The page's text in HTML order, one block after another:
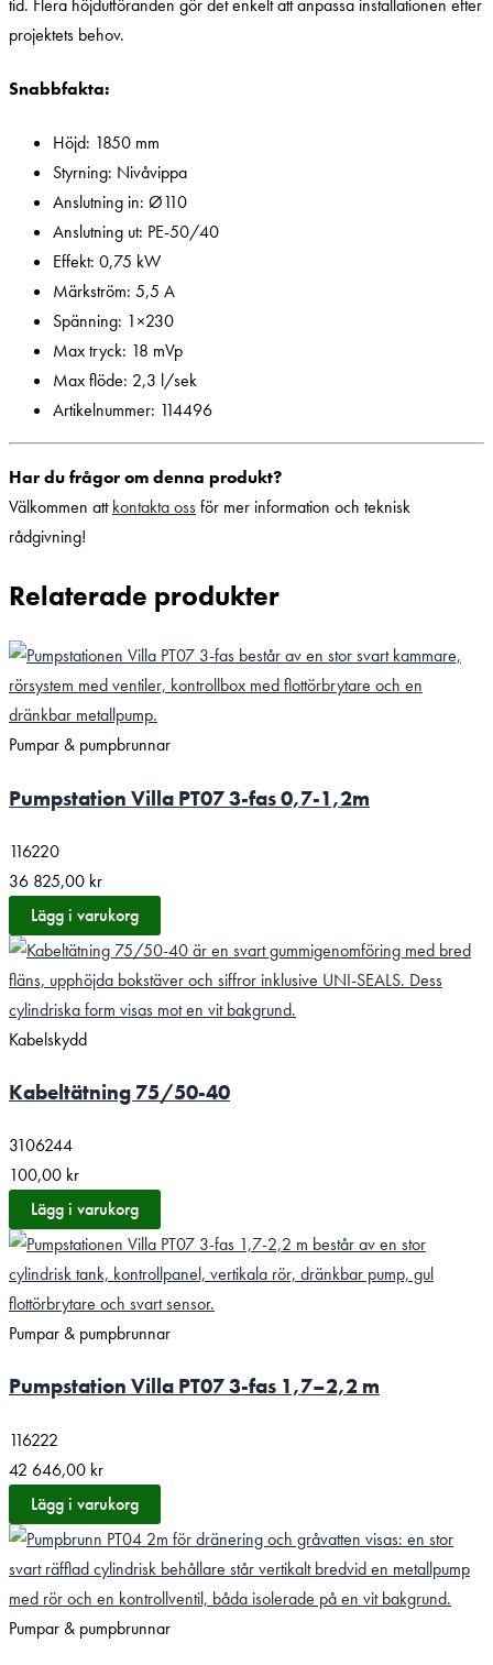
tid. Flera höjdutföranden gör det enkelt att anpassa installationen efter
projektets behov.
Snabbfakta:
Höjd: 1850 mm
Styrning: Nivåvippa
Anslutning in: Ø110
Anslutning ut: PE-50/40
Effekt: 0,75 kW
Märkström: 5,5 A
Spänning: 1×230
Max tryck: 18 mVp
Max flöde: 2,3 l/sek
Artikelnummer: 114496
Har du frågor om denna produkt?
Välkommen attkontakta ossför mer information och teknisk
rådgivning!
Relaterade produkter
Pumpar & pumpbrunnar
Pumpstation Villa PT07 3-fas 0,7-1,2m
116220
36 825,00 kr
Lägg i varukorg
Kabelskydd
Kabeltätning 75/50-40
3106244
100,00 kr
Lägg i varukorg
Pumpar & pumpbrunnar
Pumpstation Villa PT07 3-fas 1,7–2,2 m
116222
42 646,00 kr
Lägg i varukorg
Pumpar & pumpbrunnar